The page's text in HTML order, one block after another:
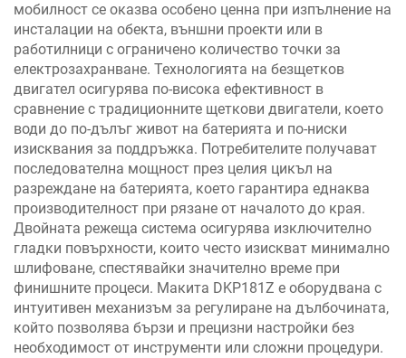
мобилност се оказва особено ценна при изпълнение на
инсталации на обекта, външни проекти или в
работилници с ограничено количество точки за
електрозахранване. Технологията на безщетков
двигател осигурява по-висока ефективност в
сравнение с традиционните щеткови двигатели, което
води до по-дълъг живот на батерията и по-ниски
изисквания за поддръжка. Потребителите получават
последователна мощност през целия цикъл на
разреждане на батерията, което гарантира еднаква
производителност при рязане от началото до края.
Двойната режеща система осигурява изключително
гладки повърхности, които често изискват минимално
шлифоване, спестявайки значително време при
финишните процеси. Макита DKP181Z е оборудвана с
интуитивен механизъм за регулиране на дълбочината,
който позволява бързи и прецизни настройки без
необходимост от инструменти или сложни процедури.